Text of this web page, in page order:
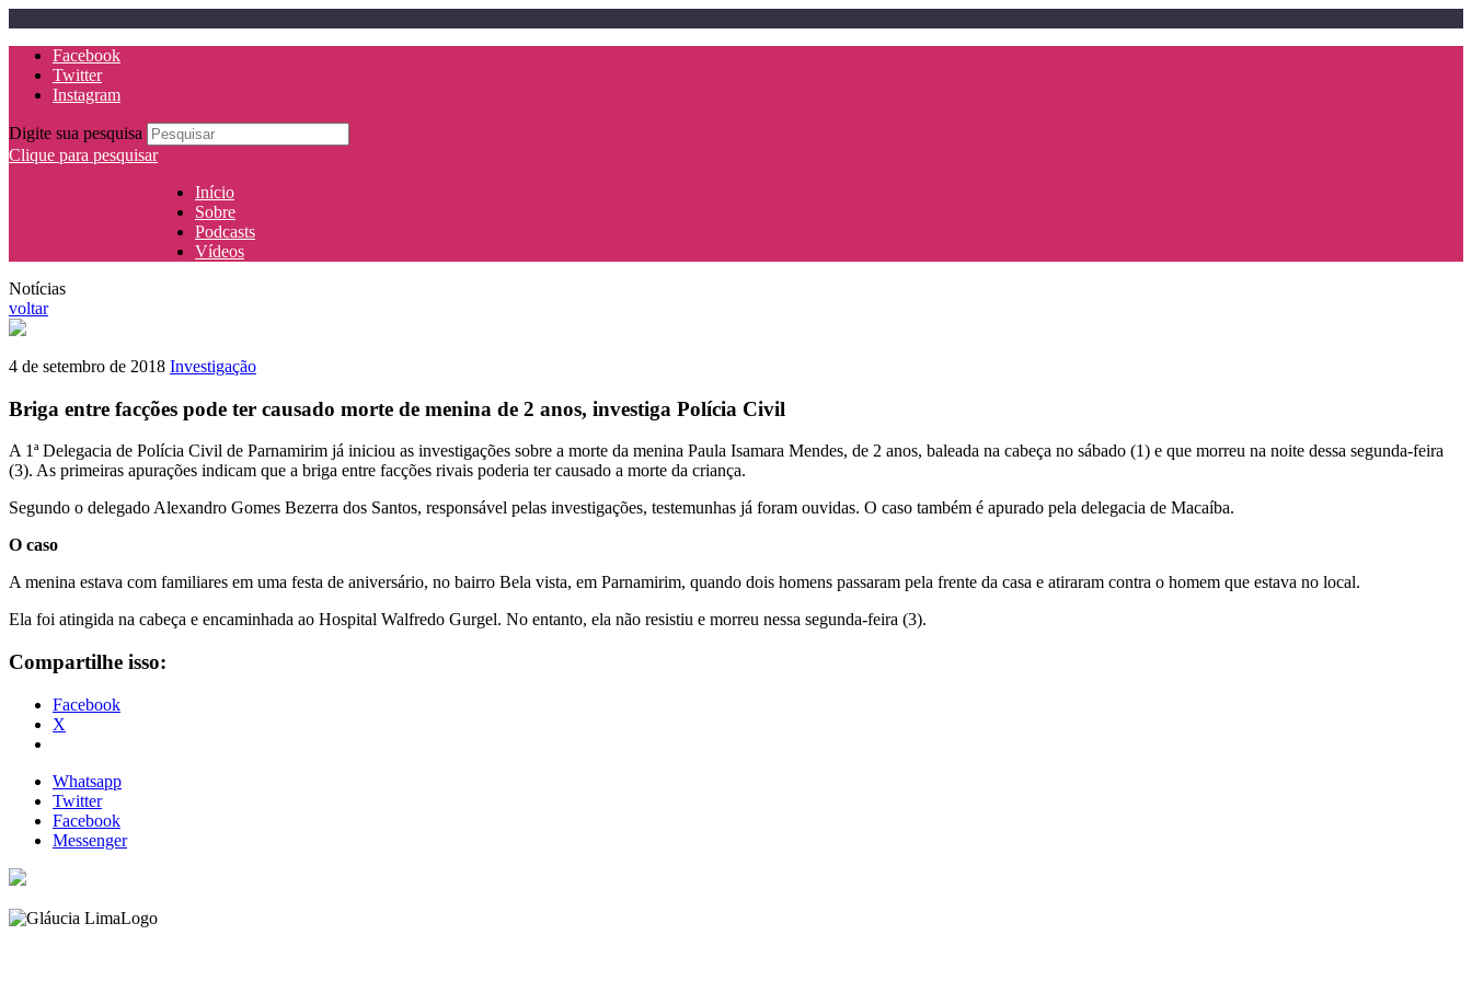
Facebook
Twitter
Instagram
Digite sua pesquisa
Clique para pesquisar
Início
Sobre
Podcasts
Vídeos
Notícias
voltar
4 de setembro de 2018 Investigação
Briga entre facções pode ter causado morte de menina de 2 anos, investiga Polícia Civil
A 1ª Delegacia de Polícia Civil de Parnamirim já iniciou as investigações sobre a morte da menina Paula Isamara Mendes, de 2 anos, baleada na cabeça no sábado (1) e que morreu na noite dessa segunda-feira
(3). As primeiras apurações indicam que a briga entre facções rivais poderia ter causado a morte da criança.
Segundo o delegado Alexandro Gomes Bezerra dos Santos, responsável pelas investigações, testemunhas já foram ouvidas. O caso também é apurado pela delegacia de Macaíba.
O caso
A menina estava com familiares em uma festa de aniversário, no bairro Bela vista, em Parnamirim, quando dois homens passaram pela frente da casa e atiraram contra o homem que estava no local.
Ela foi atingida na cabeça e encaminhada ao Hospital Walfredo Gurgel. No entanto, ela não resistiu e morreu nessa segunda-feira (3).
Compartilhe isso:
Facebook
X
Whatsapp
Twitter
Facebook
Messenger